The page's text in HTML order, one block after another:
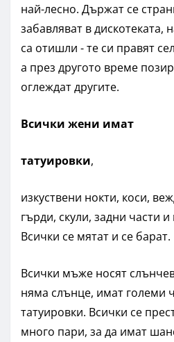
най-лесно. Държат се
забавляват в дискотеката,
са отишли - те си правят
а през другото време
оглеждат другите.
Всички жени имат
татуировки,
изкуствени нокти, коси,
гърди, скули, задни части
Всички се мятат и се барат.
Всички мъже носят
няма слънце, имат големи
татуировки. Всички се
много пари, за да имат